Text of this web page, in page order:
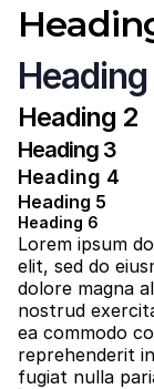
Heading
Heading 2
Heading 3
Heading 4
Heading 5
Heading 6
Lorem ipsum
elit, sed do
dolore magna
nostrud
ea commodo
reprehenderit
fugiat nulla